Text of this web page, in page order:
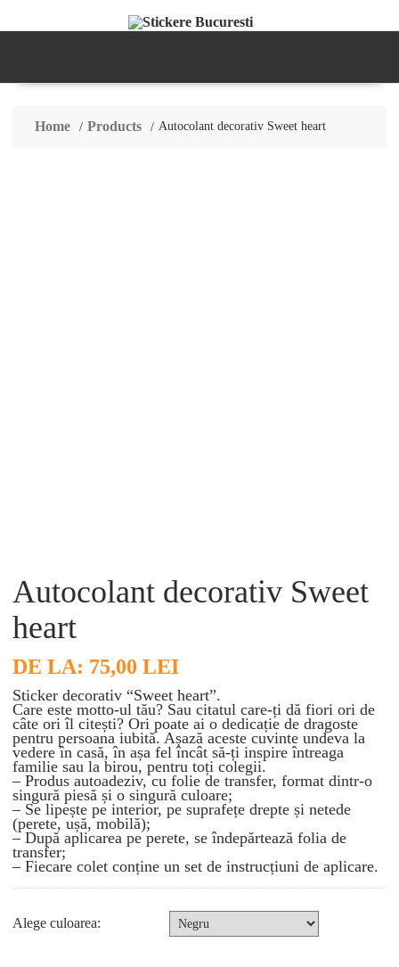
content
Home Products Autocolant decorativ Sweet heart
Autocolant decorativ Sweet
heart
DE LA: 75,00 LEI
Sticker decorativ “Sweet heart”.
Care este motto-ul tău? Sau citatul care-ți dă fiori ori de
câte ori îl citești? Ori poate ai o dedicație de dragoste
pentru persoana iubită. Așază aceste cuvinte undeva la
vedere în casă, în așa fel încât să-ți inspire întreaga
familie sau la birou, pentru toți colegii.
– Produs autoadeziv, cu folie de transfer, format dintr-o
singură piesă și o singură culoare;
– Se lipește pe interior, pe suprafețe drepte și netede
(perete, ușă, mobilă);
– După aplicarea pe perete, se îndepărtează folia de
transfer;
– Fiecare colet conține un set de instrucțiuni de aplicare.
Alege culoarea: